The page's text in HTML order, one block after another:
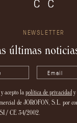
para tratar los
usuario, exceptuando
requeridos, y